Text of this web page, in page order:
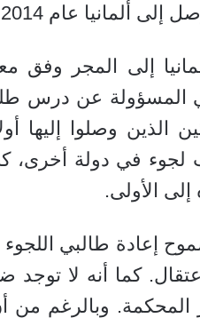
عام 2014 قادما من المجر.
إلى المجر وفق
المسؤولة عن درس
الذين وصلوا إليها
في دولة أخرى،
الأولى.
إعادة طالبي
كما أنه لا توجد
وبالرغم من